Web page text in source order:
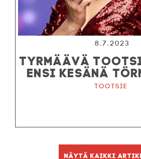
8.7.2023
TYRMÄÄVÄ
ENSI KESÄNÄ
Tootsie
Näytä kaikki